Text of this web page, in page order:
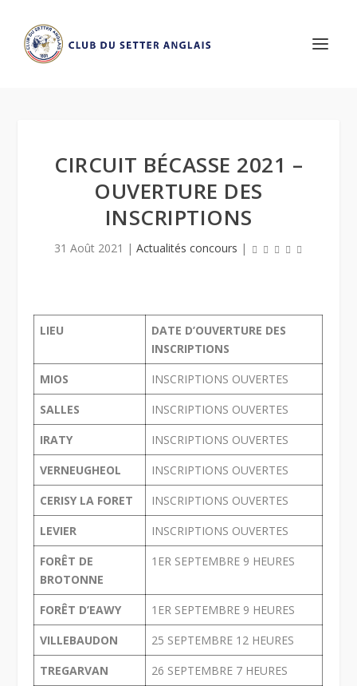
CIRCUIT BÉCASSE 2021 –
OUVERTURE DES
INSCRIPTIONS
31 Août 2021 | Actualités concours |
LIEU
DATE D’OUVERTURE DES
INSCRIPTIONS
MIOS
INSCRIPTIONS OUVERTES
SALLES
INSCRIPTIONS OUVERTES
IRATY
INSCRIPTIONS OUVERTES
VERNEUGHEOL
INSCRIPTIONS OUVERTES
CERISY LA FORET
INSCRIPTIONS OUVERTES
LEVIER
INSCRIPTIONS OUVERTES
FORÊT DE
BROTONNE
1 ER SEPTEMBRE 9 HEURES
FORÊT D’EAWY 1 ER SEPTEMBRE 9 HEURES
VILLEBAUDON
25 SEPTEMBRE 12 HEURES
TREGARVAN
26 SEPTEMBRE 7 HEURES